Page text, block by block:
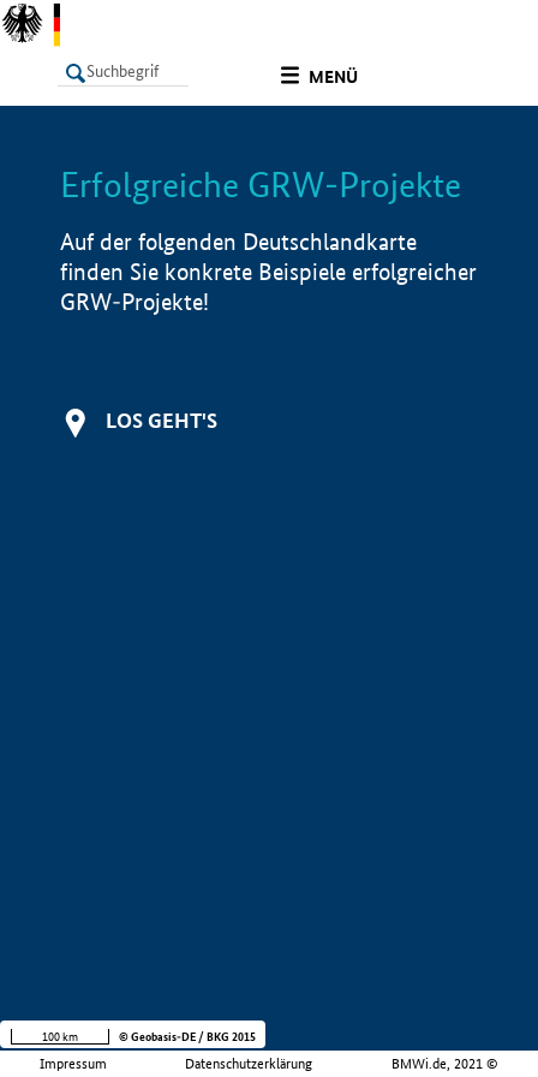
MENÜ
LISTE Info
Erfolgreiche GRW-Projekte
Auf der folgenden Deutschlandkarte
finden Sie konkrete Beispiele erfolgreicher
GRW-Projekte!
LOS GEHT'S
Impressum Datenschutzerklärung BMWi.de, 2021 ©
100 km © Geobasis-DE / BKG 2015